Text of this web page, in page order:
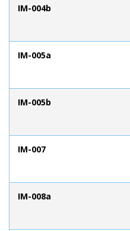
IM-004b
IM-005a
IM-005b
IM-007
IM-008a